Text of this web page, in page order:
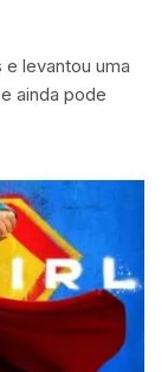
levantou uma
ainda pode